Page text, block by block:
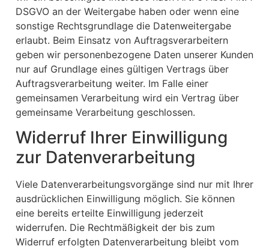
DSGVO an der Weitergabe haben oder wenn eine
sonstige Rechtsgrundlage die Datenweitergabe
erlaubt. Beim Einsatz von Auftragsverarbeitern
geben wir personenbezogene Daten unserer Kunden
nur auf Grundlage eines gültigen Vertrags über
Auftragsverarbeitung weiter. Im Falle einer
gemeinsamen Verarbeitung wird ein Vertrag über
gemeinsame Verarbeitung geschlossen.
Widerruf Ihrer Einwilligung
zur Datenverarbeitung
Viele Datenverarbeitungsvorgänge sind nur mit Ihrer
ausdrücklichen Einwilligung möglich. Sie können
eine bereits erteilte Einwilligung jederzeit
widerrufen. Die Rechtmäßigkeit der bis zum
Widerruf erfolgten Datenverarbeitung bleibt vom